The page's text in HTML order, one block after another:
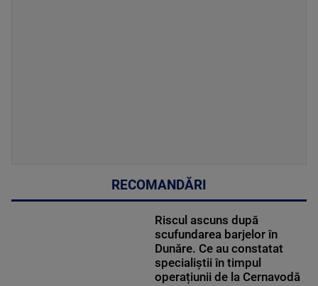
RECOMANDĂRI
Riscul ascuns după
scufundarea barjelor în
Dunăre. Ce au constatat
specialiștii în timpul
operațiunii de la Cernavodă